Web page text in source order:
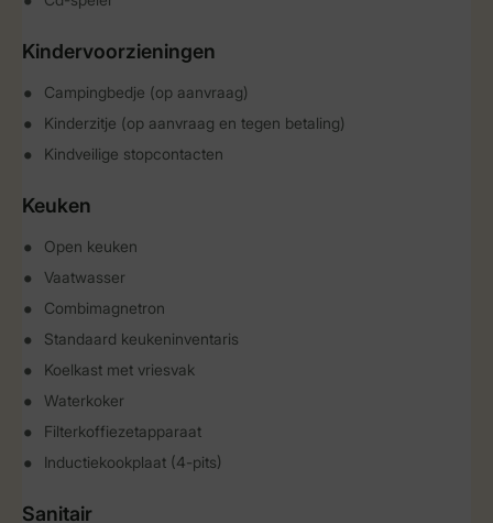
Kindervoorzieningen
Campingbedje (op aanvraag)
Kinderzitje (op aanvraag en tegen betaling)
Kindveilige stopcontacten
Keuken
Open keuken
Vaatwasser
Combimagnetron
Standaard keukeninventaris
Koelkast met vriesvak
Waterkoker
Filterkoffiezetapparaat
Inductiekookplaat (4-pits)
Sanitair